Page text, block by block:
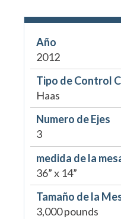
Año
2012
Tipo de Control
Haas
Numero de Ejes
3
medida de la
36” x 14”
Tamaño de la
3,000 pounds